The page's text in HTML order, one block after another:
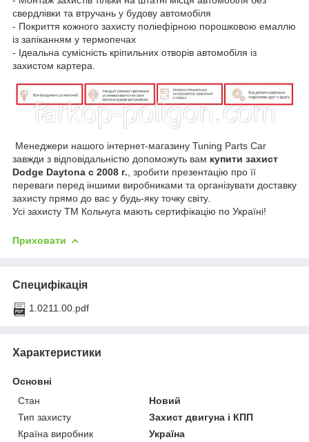
свердлівки та втручань у будову автомобіля
- Покриття кожного захисту поліефірною порошковою емаллю
із запіканням у термопечах
- Ідеальна сумісність кріпильних отворів автомобіля із
захистом картера.
Менеджери нашого інтернет-магазину Tuning Parts Car
завжди з відповідальністю допоможуть вам купити захист
Dodge Daytona с 2008 г. , зробити презентацію про її
переваги перед іншими виробниками та організувати доставку
захисту прямо до вас у будь-яку точку світу.
Усі захисту ТМ Кольчуга мають сертифікацію по Україні!
Приховати
Специфікація
1.0211.00.pdf
Характеристики
Основні
Стан
Новий
Тип захисту
Захист двигуна і КПП
Країна виробник
Україна